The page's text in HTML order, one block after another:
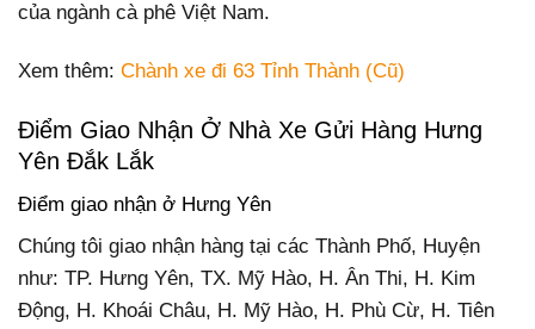
của ngành cà phê Việt Nam.
Xem thêm: Chành xe đi 63 Tỉnh Thành (Cũ)
Điểm Giao Nhận Ở Nhà Xe Gửi Hàng Hưng
Yên Đắk Lắk
Điểm giao nhận ở Hưng Yên
Chúng tôi giao nhận hàng tại các Thành Phố, Huyện
như: TP. Hưng Yên, TX. Mỹ Hào, H. Ân Thi, H. Kim
Động, H. Khoái Châu, H. Mỹ Hào, H. Phù Cừ, H. Tiên